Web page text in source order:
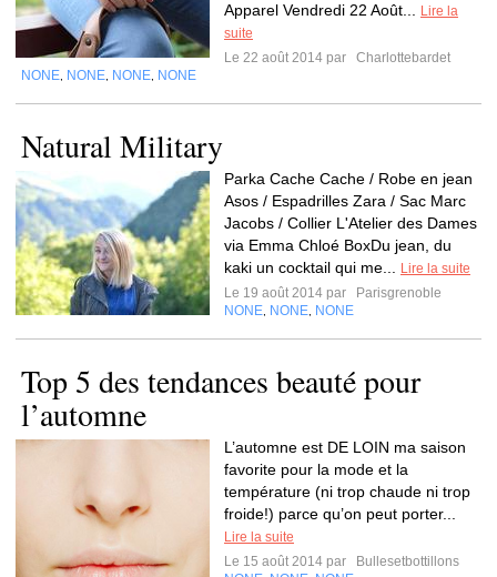
Apparel Vendredi 22 Août...
Lire la
suite
Le 22 août 2014 par
Charlottebardet
NONE NONE NONE NONE
Natural Military
Parka Cache Cache / Robe en jean
Asos / Espadrilles Zara / Sac Marc
Jacobs / Collier L'Atelier des Dames
via Emma Chloé BoxDu jean, du
kaki un cocktail qui me...
Lire la suite
Le 19 août 2014 par
Parisgrenoble
NONE NONE NONE
Top 5 des tendances beauté pour
l’automne
L’automne est DE LOIN ma saison
favorite pour la mode et la
température (ni trop chaude ni trop
froide!) parce qu’on peut porter...
Lire la suite
Le 15 août 2014 par
Bullesetbottillons